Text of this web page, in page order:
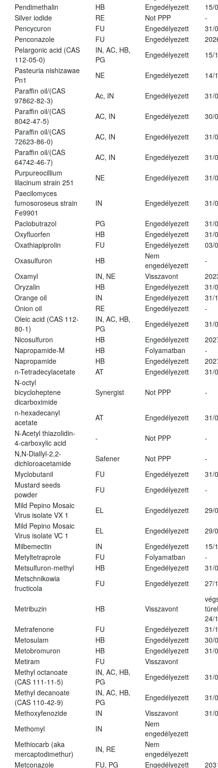
Pendimethalin
HB Engedélyezett
15/
Silver iodide
RE Not PPP
-
Pencycuron
FU Engedélyezett
31/
Penconazole
FU Engedélyezett
Pelargonic acid (CAS
112-05-0)
IN, AC, HB,
PG
Engedélyezett
15/
Pasteuria nishizawae
Pn1
NE Engedélyezett
14/
Paraffin oil/(CAS
97862-82-3)
Ac, IN Engedélyezett
31/
Paraffin oil/(CAS
8042-47-5)
AC, IN Engedélyezett
30/
Paraffin oil/(CAS
72623-86-0)
AC, IN Engedélyezett
31/
Paraffin oil/(CAS
64742-46-7)
AC, IN Engedélyezett
31/
Purpureocillium
lilacinum strain 251
NE Engedélyezett
31/
Paecilomyces
fumosoroseus strain
Fe9901
IN Engedélyezett 31/
Paclobutrazol PG Engedélyezett
31/
Oxyfluorfen
HB Engedélyezett
31/
Oxathiapiprolin
FU Engedélyezett
03/
Oxasulfuron
HB
Nem
engedélyezett
-
Oxamyl
IN, NE Visszavont
Oryzalin
HB Engedélyezett
31/
Orange oil
IN Engedélyezett
31/
Onion oil
RE Engedélyezett
-
Oleic acid (CAS 112-
80-1)
IN, AC, HB,
PG
Engedélyezett
31/
Nicosulfuron
HB Engedélyezett
Napropamide-M
HB Folyamatban
-
Napropamide
HB Engedélyezett
n-Tetradecylacetate
AT Engedélyezett
31/
N-octyl
bicycloheptene
dicarboximide
Synergist Not PPP -
n-hexadecanyl
acetate
AT Engedélyezett
31/
N-Acetyl thiazolidin-
4-carboxylic acid
- Not PPP
-
N,N-Diallyl-2,2-
dichloroacetamide
Safener Not PPP
-
Myclobutanil
FU Engedélyezett
31/
Mustard seeds
powder
FU Engedélyezett
-
Mild Pepino Mosaic
Virus isolate VX 1
EL Engedélyezett
29/
Mild Pepino Mosaic
Virus isolate VC 1
EL Engedélyezett
29/
Milbemectin
IN Engedélyezett
15/
Metyltetraprole
FU Folyamatban
-
Metsulfuron-methyl
HB Engedélyezett
31/
Metschnikowia
fructicola
FU Engedélyezett 27/
Metribuzin HB Visszavont
24/
Metrafenone
FU Engedélyezett
31/
Metosulam
HB Engedélyezett
30/
Metobromuron
HB Engedélyezett
31/
Metiram
FU
Visszavont
Methyl octanoate
(CAS 111-11-5)
IN, AC, HB,
PG
Engedélyezett
31/
Methyl decanoate
(CAS 110-42-9)
IN, AC, HB,
PG
Engedélyezett
31/
Methoxyfenozide
IN Visszavont
31/
Methomyl
IN
Nem
engedélyezett
Methiocarb (aka
mercaptodimethur)
IN, RE
Nem
engedélyezett
Metconazole
FU, PG Engedélyezett